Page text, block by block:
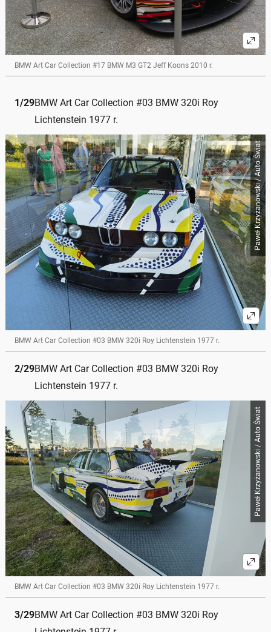
BMW Art Car Collection #17 BMW M3 GT2 Jeff Koons 2010 r.
1/29BMW Art Car Collection #03 BMW 320i Roy
Lichtenstein 1977 r.
Paweł Krzyżanowski / Auto Świat
BMW Art Car Collection #03 BMW 320i Roy Lichtenstein 1977 r.
2/29BMW Art Car Collection #03 BMW 320i Roy
Lichtenstein 1977 r.
Paweł Krzyżanowski / Auto Świat
BMW Art Car Collection #03 BMW 320i Roy Lichtenstein 1977 r.
3/29BMW Art Car Collection #03 BMW 320i Roy